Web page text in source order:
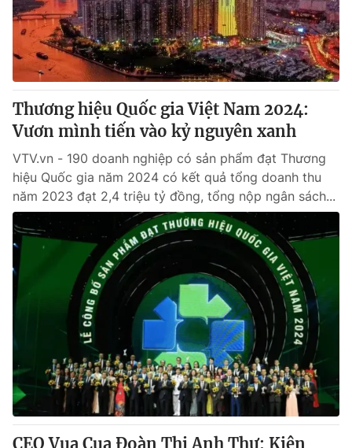
Thương hiệu Quốc gia Việt Nam 2024:
Vươn mình tiến vào kỷ nguyên xanh
VTV.vn - 190 doanh nghiệp có sản phẩm đạt Thương
hiệu Quốc gia năm 2024 có kết quả tổng doanh thu
năm 2023 đạt 2,4 triệu tỷ đồng, tổng nộp ngân sách...
CEO Vua Cua Đoàn Thị Anh Thư: Kiên